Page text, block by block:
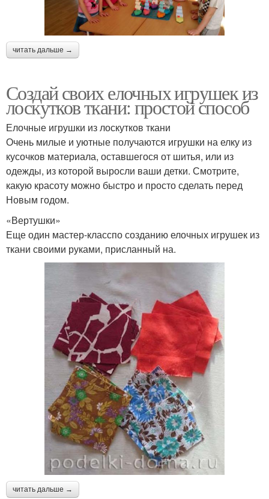
читать дальше →
Создай своих елочных игрушек из
лоскутков ткани: простой способ
Елочные игрушки из лоскутков ткани
Очень милые и уютные получаются игрушки на елку из
кусочков материала, оставшегося от шитья, или из
одежды, из которой выросли ваши детки. Смотрите,
какую красоту можно быстро и просто сделать перед
Новым годом.
«Вертушки»
Еще один мастер-класспо созданию елочных игрушек из
ткани своими руками, присланный на.
читать дальше →